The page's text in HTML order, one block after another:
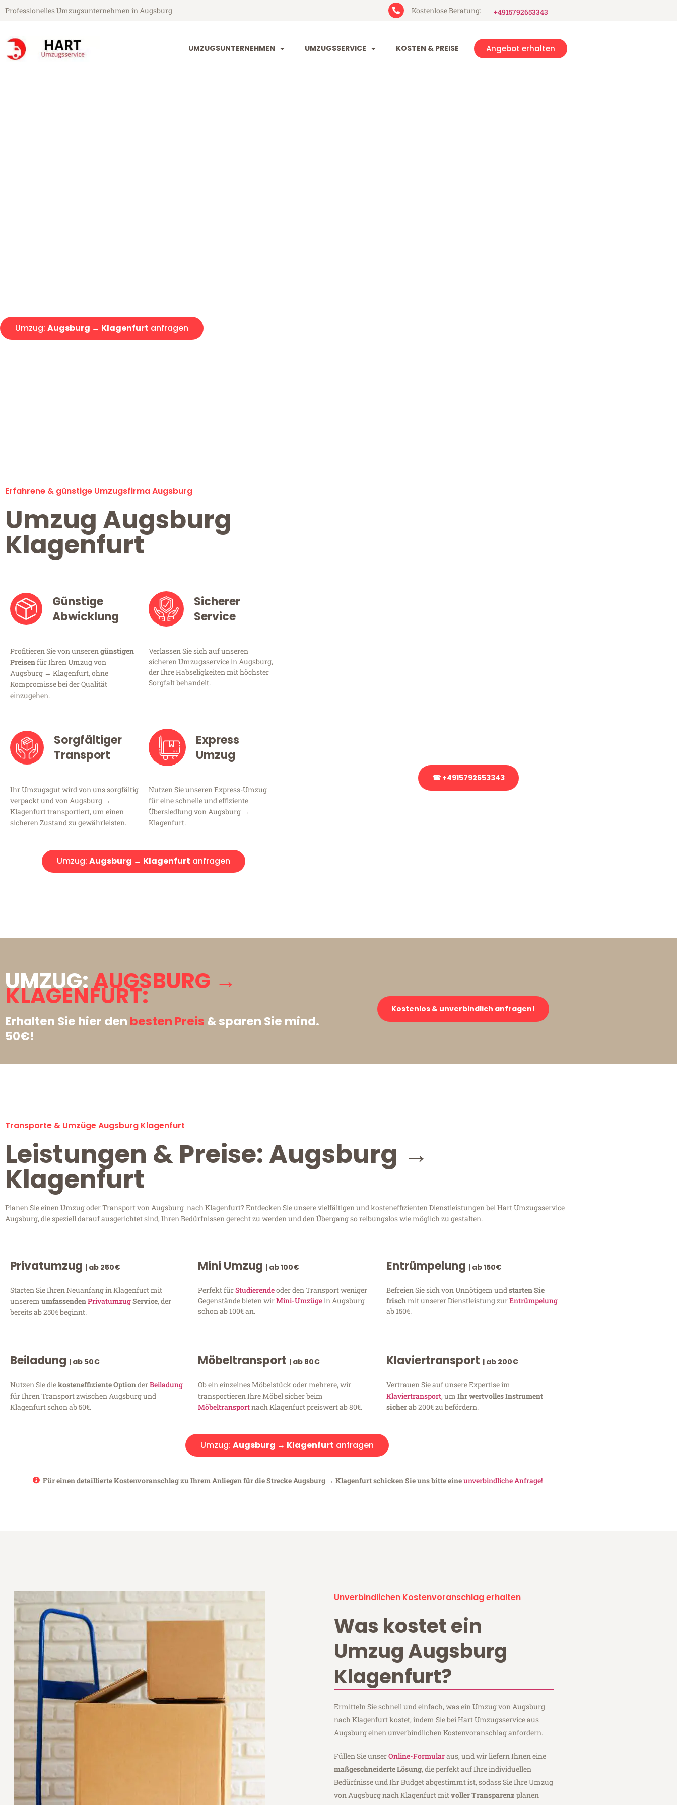
Professionelles Umzugsunternehmen in Augsburg Kostenlose Beratung: +4915792653343
UMZUGSUNTERNEHMEN UMZUGSSERVICE KOSTEN & PREISE Angebot erhalten
Umzug: Augsburg → Klagenfurt anfragen
Erfahrene & günstige Umzugsfirma Augsburg
Umzug Augsburg
Klagenfurt
Günstige
Abwicklung
Profitieren Sie von unserengünstigen
Preisenfür Ihren Umzug von
Augsburg → Klagenfurt, ohne
Kompromisse bei der Qualität
einzugehen.
Sicherer
Service
Verlassen Sie sich auf unseren
sicheren Umzugsservice in Augsburg,
der Ihre Habseligkeiten mit höchster
Sorgfalt behandelt.
Sorgfältiger
Transport
Ihr Umzugsgut wird von uns sorgfältig
verpackt und von Augsburg →
Klagenfurt transportiert, um einen
sicheren Zustand zu gewährleisten.
Express
Umzug
Nutzen Sie unseren Express-Umzug
für eine schnelle und effiziente
Übersiedlung von Augsburg →
Klagenfurt.
Umzug: Augsburg → Klagenfurt anfragen
☎ +4915792653343
UMZUG:AUGSBURG →
KLAGENFURT:
Erhalten Sie hier den besten Preis & sparen Sie mind.
50€!
Kostenlos & unverbindlich anfragen!
Transporte & Umzüge Augsburg Klagenfurt
Leistungen & Preise: Augsburg →
Klagenfurt
Planen Sie einen Umzug oder Transport von Augsburg nach Klagenfurt? Entdecken Sie unsere vielfältigen und kosteneffizienten Dienstleistungen bei Hart Umzugsservice
Augsburg, die speziell darauf ausgerichtet sind, Ihren Bedürfnissen gerecht zu werden und den Übergang so reibungslos wie möglich zu gestalten.
Privatumzug | ab 250€
Starten Sie Ihren Neuanfang in Klagenfurt mit
unserem umfassendenPrivatumzugService, der
bereits ab 250€ beginnt.
Mini Umzug | ab 100€
Perfekt fürStudierendeoder den Transport weniger
Gegenstände bieten wirMini-Umzügein Augsburg
schon ab 100€ an.
Entrümpelung | ab 150€
Befreien Sie sich von Unnötigem undstarten Sie
frischmit unserer Dienstleistung zurEntrümpelung
ab 150€.
Beiladung | ab 50€
Nutzen Sie diekosteneffiziente OptionderBeiladung
für Ihren Transport zwischen Augsburg und
Klagenfurt schon ab 50€.
Möbeltransport | ab 80€
Ob ein einzelnes Möbelstück oder mehrere, wir
transportieren Ihre Möbel sicher beim
Möbeltransportnach Klagenfurt preiswert ab 80€.
Klaviertransport | ab 200€
Vertrauen Sie auf unsere Expertise im
Klaviertransport, um Ihr wertvolles Instrument
sicherab 200€ zu befördern.
Umzug: Augsburg → Klagenfurt anfragen
Für einen detaillierte Kostenvoranschlag zu Ihrem Anliegen für die Strecke Augsburg → Klagenfurt schicken Sie uns bitte eineunverbindliche Anfrage!
Unverbindlichen Kostenvoranschlag erhalten
Was kostet ein
Umzug Augsburg
Klagenfurt?
Ermitteln Sie schnell und einfach, was ein Umzug von Augsburg
nach Klagenfurt kostet, indem Sie bei Hart Umzugsservice aus
Augsburg einen unverbindlichen Kostenvoranschlag anfordern.
Füllen Sie unserOnline-Formularaus, und wir liefern Ihnen eine
maßgeschneiderte Lösung, die perfekt auf Ihre individuellen
Bedürfnisse und Ihr Budget abgestimmt ist, sodass Sie Ihre Umzug
von Augsburg nach Klagenfurt mitvoller Transparenz planen